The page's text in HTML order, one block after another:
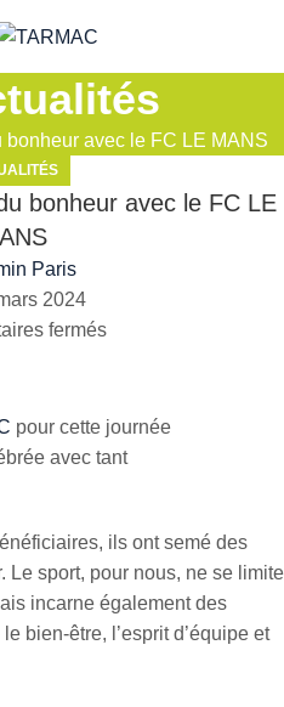
avec le FC LE MANS
bonheur avec le FC LE
Paris
2024
fermés
pour cette journée
avec tant
ils ont semé des
Le sport, pour nous, ne se limite
incarne également des
bien-être, l’esprit d’équipe et